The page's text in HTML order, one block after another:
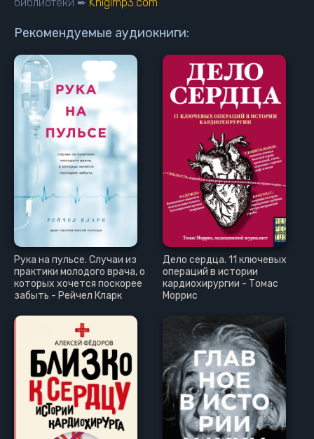
19
20
22
23
24
Рекомендуемые аудиокниги:
Рука на пульсе. Случаи из
практики молодого врача, о
которых хочется поскорее
забыть - Рейчел Кларк
Дело сердца. 11 ключевых
операций в истории
кардиохирургии - Томас
Моррис